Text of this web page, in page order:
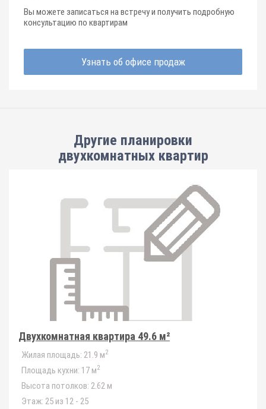
Вы можете записаться на встречу и получить подробную
консультацию по квартирам
Узнать об офисе продаж
Другие планировки
двухкомнатных квартир
Двухкомнатная квартира 49.6 м²
Жилая площадь: 21.9 м2
Площадь кухни: 17 м2
Высота потолков: 2.62 м
Этаж: 25 из 12 - 25